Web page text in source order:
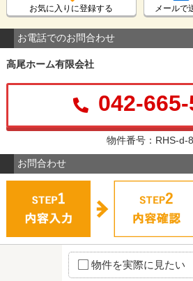
お気に入りに登録する メールで
お電話でのお問合わせ
高尾ホーム有限会社
042-
物件番号：RHS-d-
お問合わせ
物件を実際に見たい